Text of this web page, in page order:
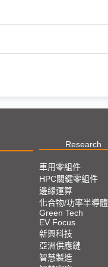
Research
車用零組件
HPC關鍵零組件
邊緣運算
化合物/功率半導體
Green Tech
EV Focus
新興科技
亞洲供應鏈
智慧製造